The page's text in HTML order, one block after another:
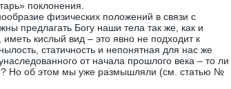
поклонения.
физических положений в связи с
предлагать Богу наши тела так же, как и
кислый вид – это явно не подходит к
статичность и непонятная для нас же
от начала прошлого века – то ли
Но об этом мы уже размышляли (см. статью №